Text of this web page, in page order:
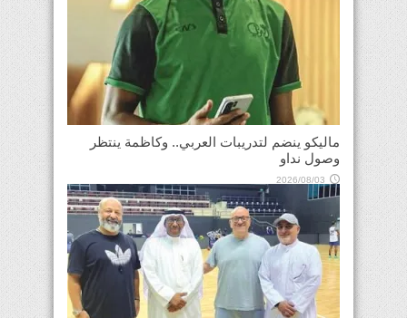
ماليكو ينضم لتدريبات العربي.. وكاظمة ينتظر
وصول نداو
2026/08/03